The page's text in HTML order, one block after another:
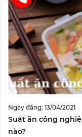
Ngày đăng: 13/04/2021
Suất ăn công
nào?